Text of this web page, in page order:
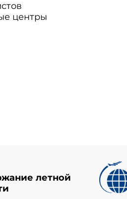
центры
летной